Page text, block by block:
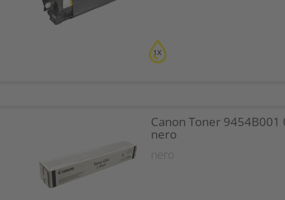
1X
Canon Toner 9454B001
nero
nero